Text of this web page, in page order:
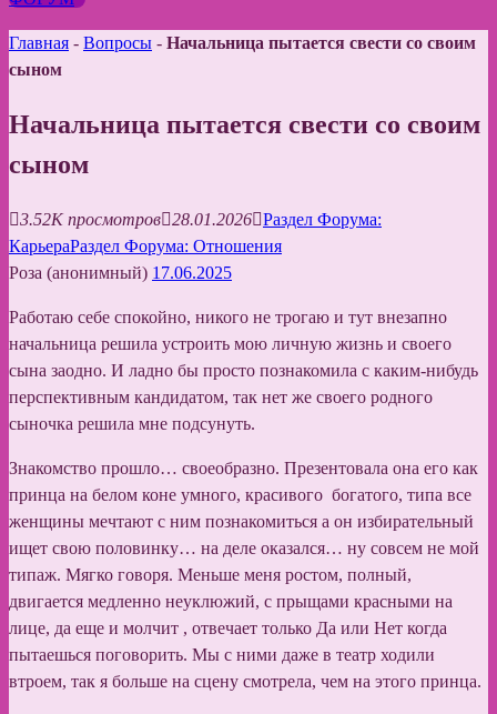
Главная - Вопросы - Начальница пытается свести со своим
сыном
Начальница пытается свести со своим
сыном
3.52K просмотров 28.01.2026 Раздел Форума:
КарьераРаздел Форума: Отношения
Роза (анонимный) 17.06.2025
Работаю себе спокойно, никого не трогаю и тут внезапно
начальница решила устроить мою личную жизнь и своего
сына заодно. И ладно бы просто познакомила с каким-нибудь
перспективным кандидатом, так нет же своего родного
сыночка решила мне подсунуть.
Знакомство прошло… своеобразно. Презентовала она его как
принца на белом коне умного, красивого богатого, типа все
женщины мечтают с ним познакомиться а он избирательный
ищет свою половинку… на деле оказался… ну совсем не мой
типаж. Мягко говоря. Меньше меня ростом, полный,
двигается медленно неуклюжий, с прыщами красными на
лице, да еще и молчит , отвечает только Да или Нет когда
пытаешься поговорить. Мы с ними даже в театр ходили
втроем, так я больше на сцену смотрела, чем на этого принца.